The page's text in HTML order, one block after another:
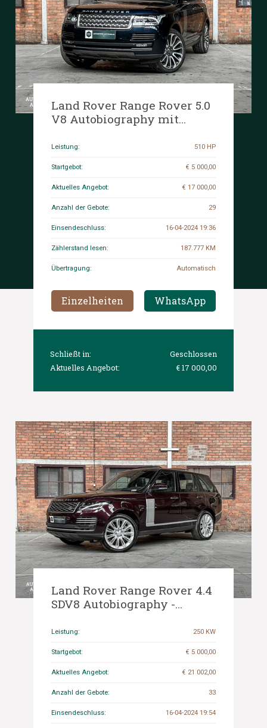
Land Rover Range Rover 5.0
V8 Autobiography mit
Leistung: 510 HP
Startgebot: € 5 000,00
Aktuelles Angebot: € 17 000,00
Anzahl der Gebote: 29
Einsendeschluss: 16-04-2024 19:36
Zählerstand lesen: 187.777 KM
Übertragung: Automatisch
Einzelheiten WhatsApp
Schließt in:
Geschlossen
Aktuelles Angebot:
€ 17 000,00
Land Rover Range Rover 4.4
SDV8 Autobiography -
NL, SX-436-K
Leistung: 250 KW
Startgebot: € 5 000,00
Aktuelles Angebot: € 21 002,00
Anzahl der Gebote: 33
Einsendeschluss: 16-04-2024 19:54